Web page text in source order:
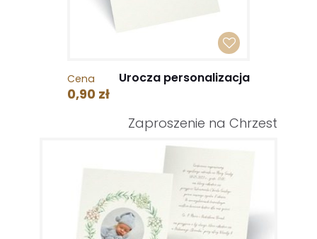
Cena
0,90 zł
Urocza personalizacja
Zaproszenie na Chrzest